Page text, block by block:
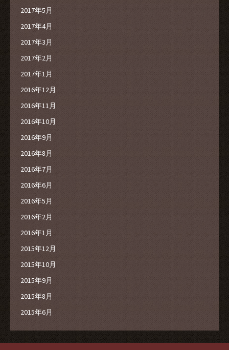
2017年5月
2017年4月
2017年3月
2017年2月
2017年1月
2016年12月
2016年11月
2016年10月
2016年9月
2016年8月
2016年7月
2016年6月
2016年5月
2016年2月
2016年1月
2015年12月
2015年10月
2015年9月
2015年8月
2015年6月